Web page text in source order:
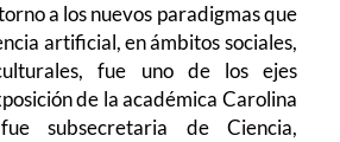
a los nuevos paradigmas que
artificial, en ámbitos sociales,
fue uno de los ejes
de la académica Carolina
subsecretaria de Ciencia,